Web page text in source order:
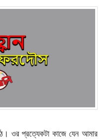
ওর প্রত্যেকটা কাজে যেন আমার